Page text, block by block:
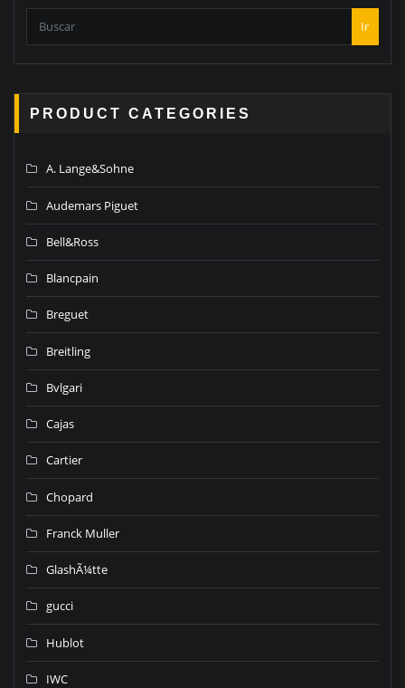
Ir
PRODUCT CATEGORIES
A. Lange&Sohne
Audemars Piguet
Bell&Ross
Blancpain
Breguet
Breitling
Bvlgari
Cajas
Cartier
Chopard
Franck Muller
GlashÃ¼tte
gucci
Hublot
IWC